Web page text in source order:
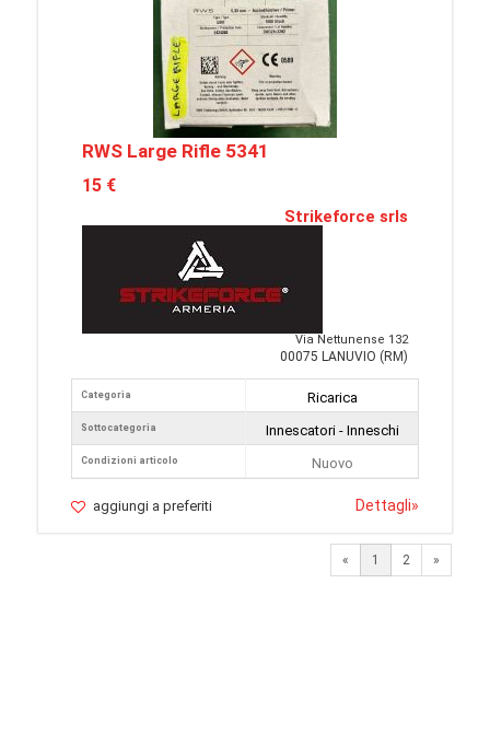
RWS Large Rifle 5341
15 €
Strikeforce srls
Via Nettunense 132
00075 LANUVIO (RM)
Categoria
Sottocategoria
Condizioni articolo
Ricarica
Innescatori - Inneschi
Nuovo
aggiungi a preferiti Dettagli»
« 1 2 »